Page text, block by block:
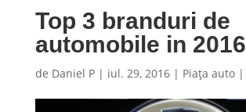
Top 3 branduri de
automobile in 2016
de Daniel P| iul. 29, 2016| Piaţa auto|